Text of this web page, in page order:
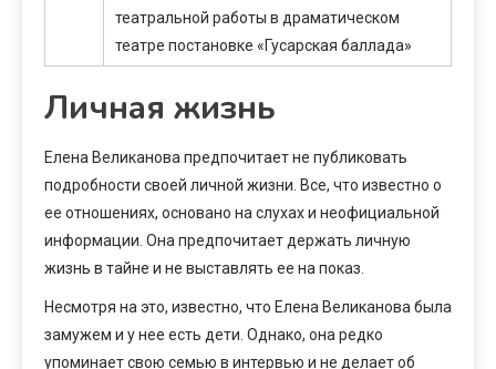
театральной работы в драматическом
театре постановке «Гусарская баллада»
Личная жизнь
Елена Великанова предпочитает не публиковать
подробности своей личной жизни. Все, что известно о
ее отношениях, основано на слухах и неофициальной
информации. Она предпочитает держать личную
жизнь в тайне и не выставлять ее на показ.
Несмотря на это, известно, что Елена Великанова была
замужем и у нее есть дети. Однако, она редко
упоминает свою семью в интервью и не делает об